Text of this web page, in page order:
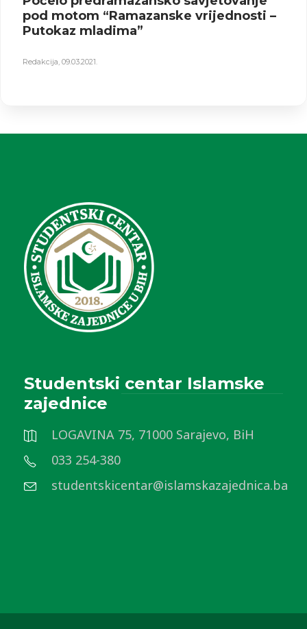
pod motom “Ramazanske vrijednosti –
Putokaz mladima”
Redakcija, 09.03.2021.
Studentski centar Islamske
zajednice
LOGAVINA 75, 71000 Sarajevo, BiH
033 254-380
studentskicentar@islamskazajednica.ba